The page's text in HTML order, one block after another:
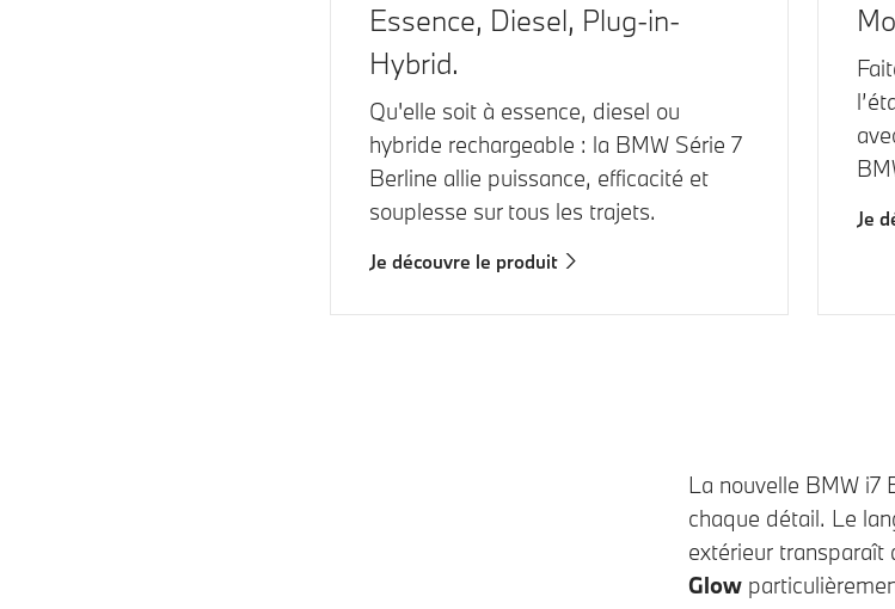
Essence, Diesel, Plug-in-
Hybrid.
Qu'elle soit à essence, diesel ou
hybride rechargeable : la BMW Série 7
Berline allie puissance, efficacité et
souplesse sur tous les trajets.
Je découvre le produit
Je
La nouvelle BMW i7
chaque détail. Le
extérieur transparaît
Glow